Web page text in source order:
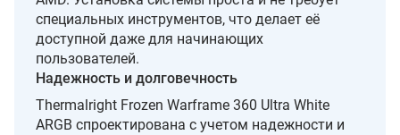
специальных инструментов, что делает её
доступной даже для начинающих
пользователей.
Надежность и долговечность
Thermalright Frozen Warframe 360 Ultra White
ARGB спроектирована с учетом надежности и